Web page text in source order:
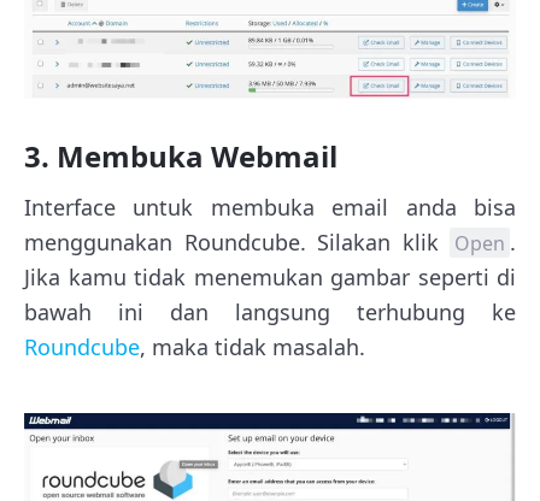
3. Membuka Webmail
Interface untuk membuka email anda bisa
menggunakan Roundcube. Silakan klik
Open .
Jika kamu tidak menemukan gambar seperti di
bawah ini dan langsung terhubung ke
Roundcube, maka tidak masalah.